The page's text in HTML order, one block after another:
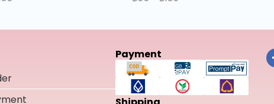
Payment